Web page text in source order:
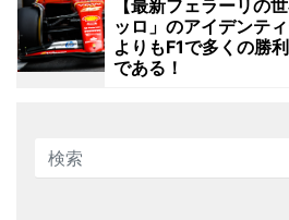
【最新フェラーリの
ッロ」のアイデンテ
よりもF1で多くの勝
である！